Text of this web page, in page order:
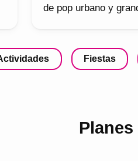
de pop urbano y
Fiestas